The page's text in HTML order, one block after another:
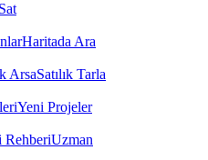
Haritada Ara
ArsaSatılık Tarla
Yeni Projeler
Uzman